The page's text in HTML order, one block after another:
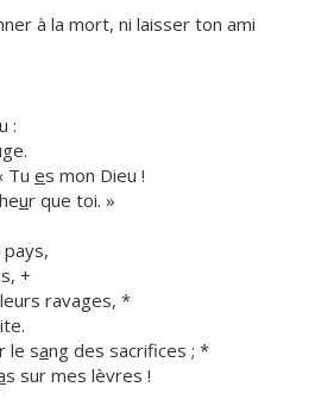
à la mort, ni laisser ton ami
:
Tu es mon Dieu !
ur que toi. »
+
ravages, *
le sang des sacrifices ; *
s sur mes lèvres !